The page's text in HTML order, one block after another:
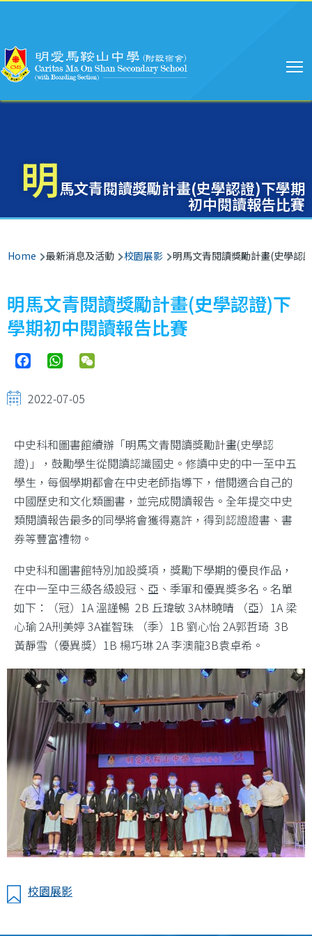
明馬文青閱讀獎勵計畫(史學認證)下學期
初中閱讀報告比賽
Breadcrumb
Home 最新消息及活動 校園展影 明馬文青閱讀獎勵計畫(史學認
明馬文青閱讀獎勵計畫(史學認證)下
學期初中閱讀報告比賽
FacebookWhatsApp
2022-07-05
中史科和圖書館續辦「明馬文青閱讀獎勵計畫(史學認
證)」，鼓勵學生從閱讀認識國史。修讀中史的中一至中五
學生，每個學期都會在中史老師指導下，借閱適合自己的
中國歷史和文化類圖書，並完成閱讀報告。全年提交中史
類閱讀報告最多的同學將會獲得嘉許，得到認證證書、書
券等豐富禮物。
中史科和圖書館特別加設獎項，獎勵下學期的優良作品，
在中一至中三級各級設冠、亞、季軍和優異獎多名。名單
如下：（冠）1A 溫謹暢 2B 丘瑋敏 3A林曉晴 （亞）1A 梁
心瑜 2A刑美婷 3A崔智珠 （季）1B 劉心怡 2A郭哲琦 3B
黃靜雪（優異獎）1B 楊巧琳 2A 李澳龍3B袁卓希。
校園展影